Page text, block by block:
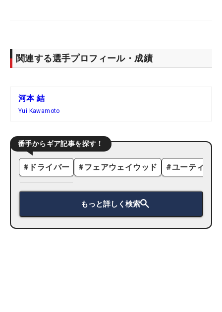
関連する選手プロフィール・成績
河本 結
Yui Kawamoto
番手からギア記事を探す！
# ドライバー #フェアウェイウッド #ユーティリ
もっと詳しく検索